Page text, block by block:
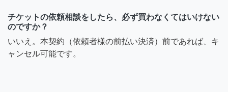
チケットの依頼相談をしたら、必ず買わなくてはいけない
のですか？
いいえ。本契約（依頼者様の前払い決済）前であれば、キ
ャンセル可能です。